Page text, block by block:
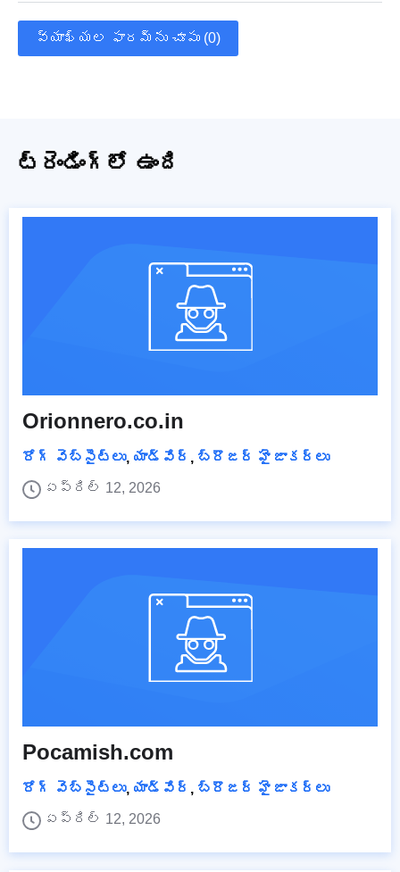
వ్యాఖ్యల ఫారమ్‌ను చూపు (0)
ట్రెండింగ్‌లో ఉంది
Orionnero.co.in
రోగ్ వెబ్‌సైట్‌లు, యాడ్వేర్ , బ్రౌజర్ హైజాకర్లు
ఏప్రిల్ 12, 2026
Pocamish.com
రోగ్ వెబ్‌సైట్‌లు, యాడ్వేర్ , బ్రౌజర్ హైజాకర్లు
ఏప్రిల్ 12, 2026